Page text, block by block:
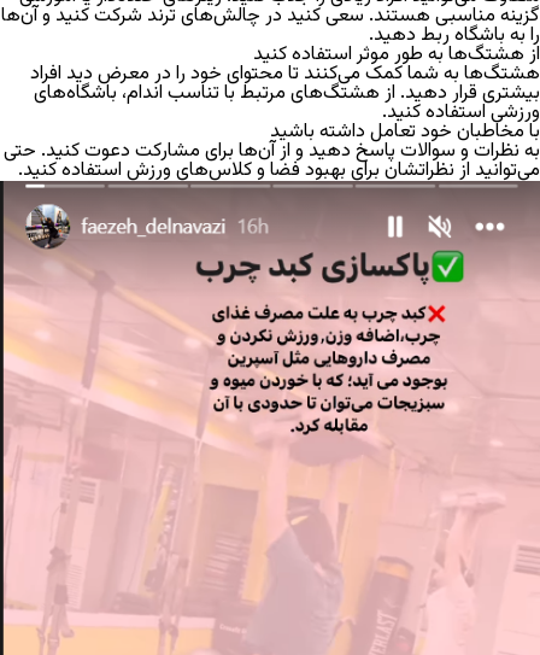
گزینه مناسبی هستند. سعی کنید در چالش‌های ترند شرکت کنید و آن‌ها
را به باشگاه ربط دهید.
از هشتگ‌ها به طور موثر استفاده کنید
هشتگ‌ها به شما کمک می‌کنند تا محتوای خود را در معرض دید افراد
بیشتری قرار دهید. از هشتگ‌های مرتبط با تناسب اندام، باشگاه‌های
ورزشی استفاده کنید.
با مخاطبان خود تعامل داشته باشید
به نظرات و سوالات پاسخ دهید و از آن‌ها برای مشارکت دعوت کنید. حتی
می‌توانید از نظراتشان برای بهبود فضا و کلاس‌های ورزش استفاده کنید.